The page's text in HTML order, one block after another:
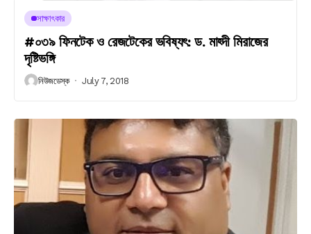
সাক্ষাৎকার
#০৩৯ ফিনটেক ও রেজটেকের ভবিষ্যৎ: ড. মাহ্দী মিরাজের
দৃষ্টিভঙ্গি
নিউজডেস্ক July 7, 2018